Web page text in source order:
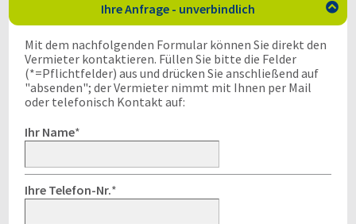
Ihre Anfrage - unverbindlich 
Mit dem nachfolgenden Formular können Sie direkt den
Vermieter kontaktieren. Füllen Sie bitte die Felder
(*=Pflichtfelder) aus und drücken Sie anschließend auf
"absenden"; der Vermieter nimmt mit Ihnen per Mail
oder telefonisch Kontakt auf:
Ihr Name*
Ihre Telefon-Nr.*